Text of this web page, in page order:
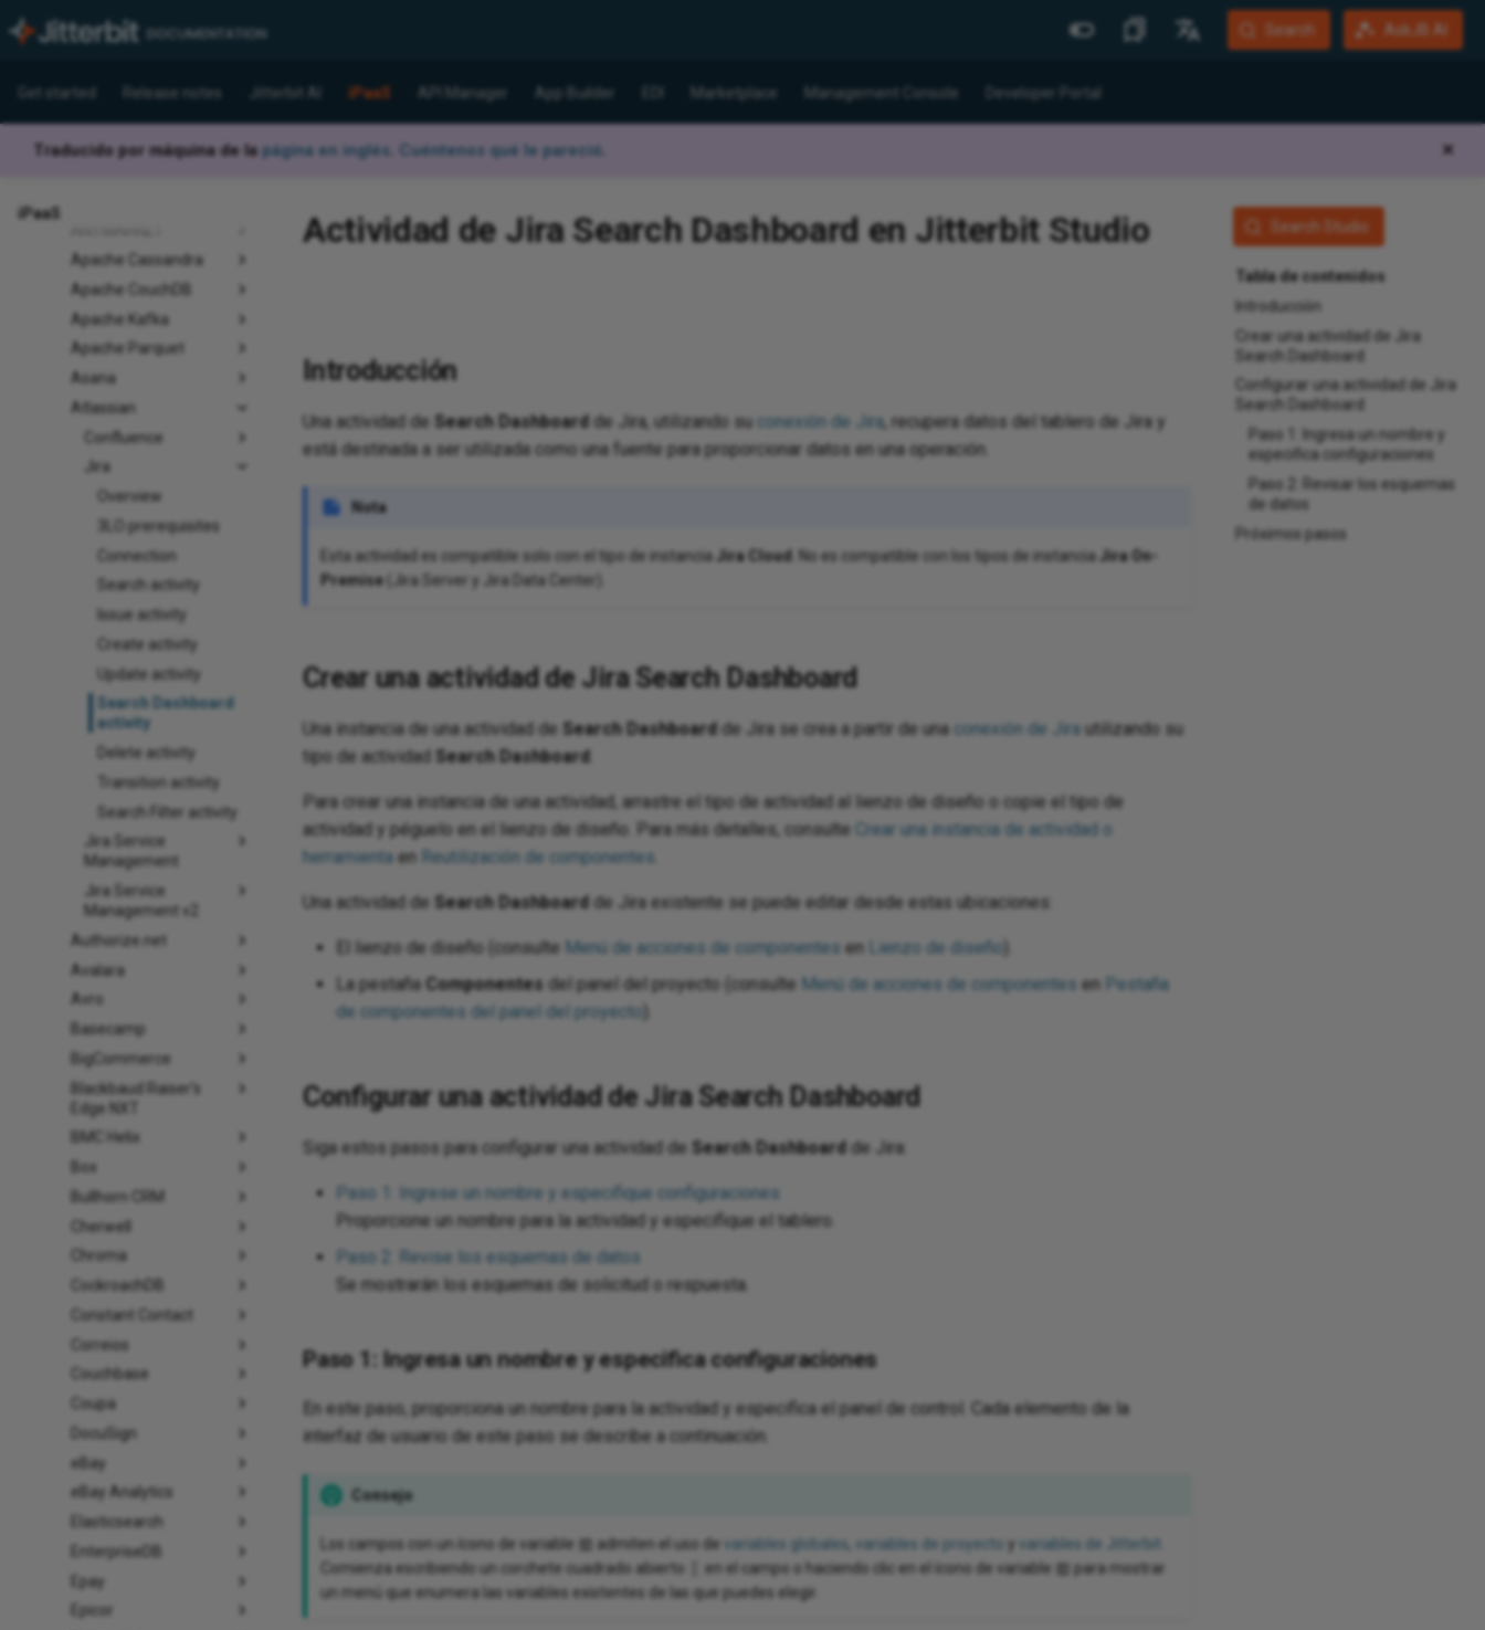
Más Sitios
Jitterbit Website
Developer Portal
Harmony Login
English
Español
Deutsch
Search AskJB AI
Get started Release notes Jitterbit AI iPaaS API Manager App Builder Marketplace Management Console Developer Portal
Traducido por máquina de la página en inglés Cuéntenos qué le pareció ✕
iPaaS
ADP
Algonomy
Personalization
Amazon
Apache Cassandra
Apache CouchDB
Apache Kafka
Apache Parquet
Asana
Atlassian
Confluence
Jira
Overview
3LO prerequisites
Connection
Search activity
Issue activity
Create activity
Update activity
Search Dashboard
activity
Delete activity
Transition activity
Search Filter activity
Jira Service
Management
Jira Service
Management v2
Authorize.net
Avalara
Avro
Basecamp
BigCommerce
Blackbaud Raiser's
Edge NXT
BMC Helix
Box
Bullhorn CRM
Cherwell
Chroma
CockroachDB
Constant Contact
Correios
Couchbase
Coupa
DocuSign
eBay
eBay Analytics
Elasticsearch
EnterpriseDB
Epay
Epicor
Search Studio
Tabla de contenidos
Introducción
Crear una actividad de Jira
Search Dashboard
Configurar una actividad de Jira
Search Dashboard
Paso 1: Ingresa un nombre y
especifica configuraciones
Paso 2: Revisar los esquemas
de datos
Próximos pasos
Actividad de Jira Search Dashboard en Jitterbit Studio
Introducción
Una actividad de Search Dashboard de Jira, utilizando su conexión de Jira, recupera datos del tablero de Jira y
está destinada a ser utilizada como una fuente para proporcionar datos en una operación.
Nota
Esta actividad es compatible solo con el tipo de instancia Jira Cloud . No es compatible con los tipos de instancia Jira On-
Premise (Jira Server y Jira Data Center).
Crear una actividad de Jira Search Dashboard
Una instancia de una actividad de Search Dashboard de Jira se crea a partir de una conexión de Jira utilizando su
tipo de actividad Search Dashboard
Para crear una instancia de una actividad, arrastre el tipo de actividad al lienzo de diseño o copie el tipo de
actividad y péguelo en el lienzo de diseño. Para más detalles, consulte
Crear una instancia de actividad o
herramienta en Reutilización de componentes
Una actividad de Search Dashboard de Jira existente se puede editar desde estas ubicaciones:
El lienzo de diseño (consulte Menú de acciones de componentes en Lienzo de diseño
La pestaña Componentes del panel del proyecto (consulte Menú de acciones de componentes en Pestaña
de componentes del panel del proyecto
Configurar una actividad de Jira Search Dashboard
Siga estos pasos para configurar una actividad de Search Dashboard de Jira:
Paso 1: Ingrese un nombre y especifique configuraciones
Proporcione un nombre para la actividad y especifique el tablero.
Paso 2: Revise los esquemas de datos
Se mostrarán los esquemas de solicitud o respuesta.
Paso 1: Ingresa un nombre y especifica configuraciones
En este paso, proporciona un nombre para la actividad y especifica el panel de control. Cada elemento de la
interfaz de usuario de este paso se describe a continuación.
Consejo
Los campos con un ícono de variable admiten el uso de variables globales variables de proyecto y variables de Jitterbit
Comienza escribiendo un corchete cuadrado abierto
en el campo o haciendo clic en el ícono de variable
para mostrar
un menú que enumera las variables existentes de las que puedes elegir.